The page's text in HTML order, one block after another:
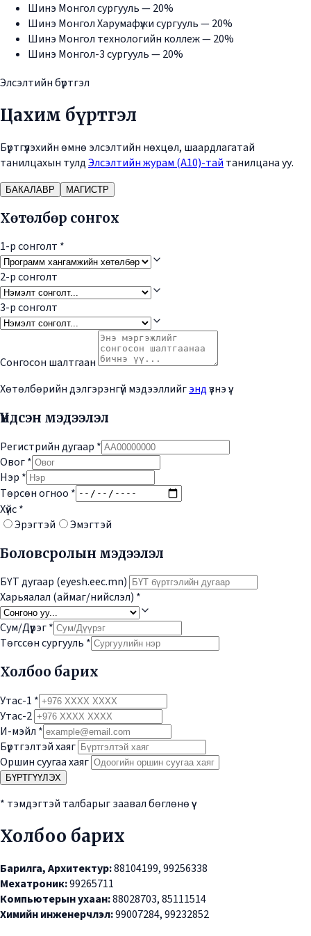
Шинэ Монгол сургууль — 20%
Шинэ Монгол Харумафүжи сургууль — 20%
Шинэ Монгол технологийн коллеж — 20%
Шинэ Монгол-3 сургууль — 20%
Элсэлтийн бүртгэл
Цахим бүртгэл
Бүртгүүлэхийн өмнө элсэлтийн нөхцөл, шаардлагатай
танилцахын тулдЭлсэлтийн журам (А10)-тай танилцана уу.
БАКАЛАВР МАГИСТР
Хөтөлбөр сонгох
1-р сонголт *
2-р сонголт
3-р сонголт
Сонгосон шалтгаан
Хөтөлбөрийн дэлгэрэнгүй мэдээллийгэндүзнэ үү.
Үндсэн мэдээлэл
Регистрийн дугаар *
Овог*
Нэр *
Төрсөн огноо *
Хүйс*
Эрэгтэй
Эмэгтэй
Боловсролын мэдээлэл
БҮТ дугаар (eyesh.eec.mn)
Харьяалал (аймаг/нийслэл) *
Сум/Дүүрэг*
Төгссөн сургууль *
Холбоо барих
Утас-1 *
Утас-2
И-мэйл *
Бүртгэлтэй хаяг
Оршин суугаа хаяг
БҮРТГҮҮЛЭХ
* тэмдэгтэй талбарыг заавал бөглөнө үү
Холбоо барих
Барилга, Архитектур:88104199, 99256338
Мехатроник:99265711
Компьютерын ухаан:88028703, 85111514
Химийн инженерчлэл:99007284, 99232852